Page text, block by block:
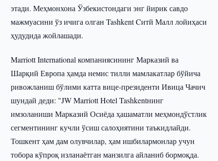
этади. Меҳмонхона Ўзбекистондаги энг йирик савдо
мажмуасини ўз ичига олган Tashkent Cитй Малл лойиҳаси
ҳудудида жойлашади.
Marriott International компаниясининг Марказий ва
Шарқий Европа ҳамда немис тилли мамлакатлар бўйича
ривожланиш бўлими катта вице-президенти Ивица Чачич
шундай деди: "JW Marriott Hotel Tashkentнинг
имзоланиши Марказий Осиёда ҳашаматли меҳмондўстлик
сегментининг кучли ўсиш салоҳиятини таъкидлайди.
Тошкент ҳам дам олувчилар, ҳам ишбилармонлар учун
тобора кўпроқ изланаётган манзилга айланиб бормоқда.